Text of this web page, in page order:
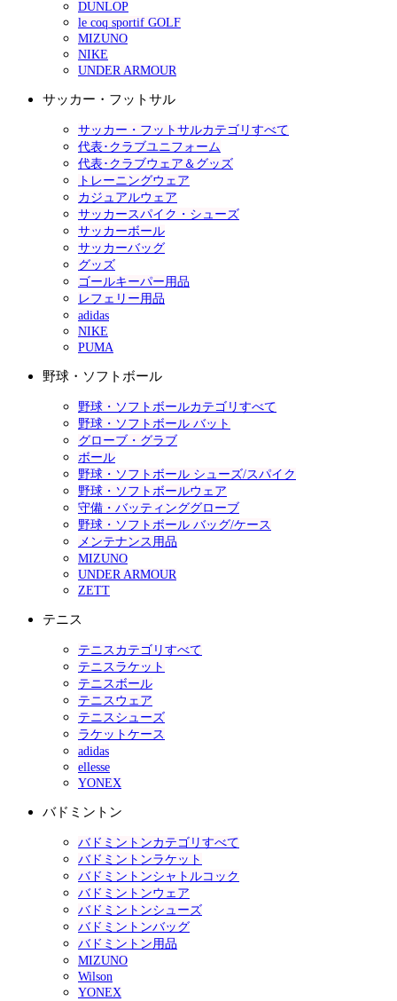
DUNLOP
le coq sportif GOLF
MIZUNO
NIKE
UNDER ARMOUR
サッカー・フットサル
サッカー・フットサルカテゴリすべて
代表･クラブユニフォーム
代表･クラブウェア＆グッズ
トレーニングウェア
カジュアルウェア
サッカースパイク・シューズ
サッカーボール
サッカーバッグ
グッズ
ゴールキーパー用品
レフェリー用品
adidas
NIKE
PUMA
野球・ソフトボール
野球・ソフトボールカテゴリすべて
野球・ソフトボール バット
グローブ・グラブ
ボール
野球・ソフトボール シューズ/スパイク
野球・ソフトボールウェア
守備・バッティンググローブ
野球・ソフトボール バッグ/ケース
メンテナンス用品
MIZUNO
UNDER ARMOUR
ZETT
テニス
テニスカテゴリすべて
テニスラケット
テニスボール
テニスウェア
テニスシューズ
ラケットケース
adidas
ellesse
YONEX
バドミントン
バドミントンカテゴリすべて
バドミントンラケット
バドミントンシャトルコック
バドミントンウェア
バドミントンシューズ
バドミントンバッグ
バドミントン用品
MIZUNO
Wilson
YONEX